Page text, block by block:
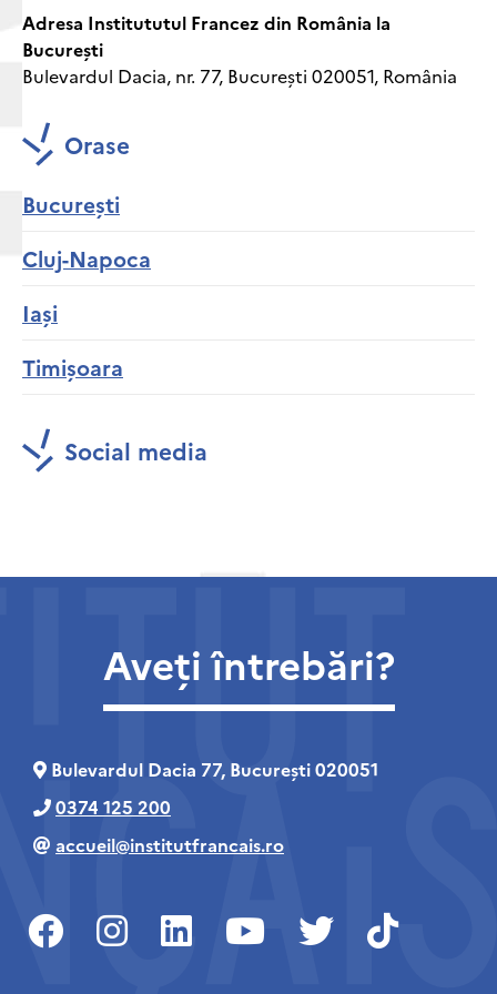
Adresa Institututul Francez din România la
București
Bulevardul Dacia, nr. 77, București 020051, România
Orase
București
Cluj-Napoca
Iași
Timișoara
Social media
Aveți întrebări?
Bulevardul Dacia 77, București 020051
0374 125 200
accueil@institutfrancais.ro